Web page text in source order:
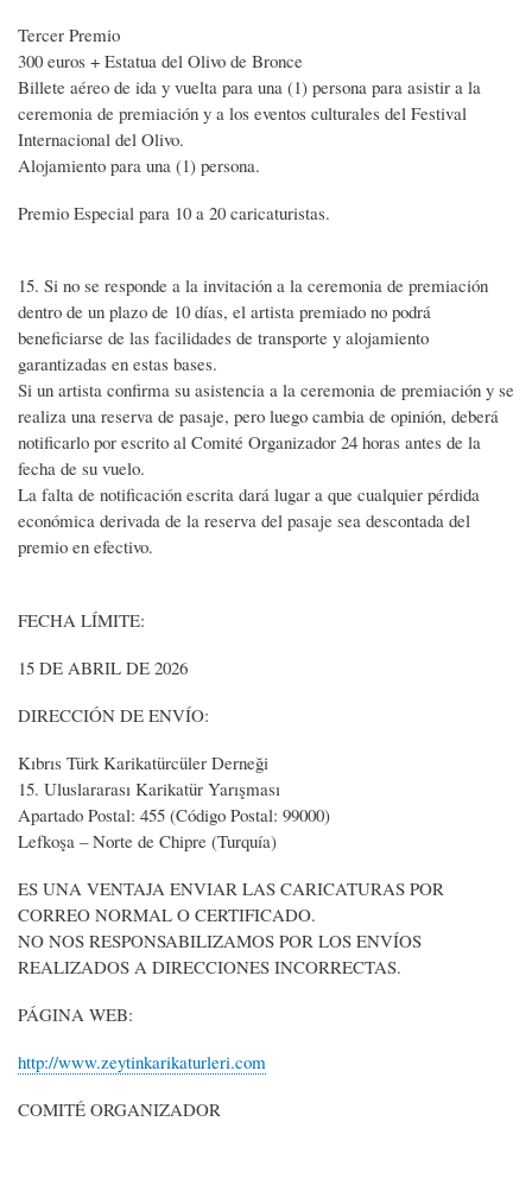
Tercer Premio
300 euros + Estatua del Olivo de Bronce
Billete aéreo de ida y vuelta para una (1) persona para asistir a la
ceremonia de premiación y a los eventos culturales del Festival
Internacional del Olivo.
Alojamiento para una (1) persona.
Premio Especial para 10 a 20 caricaturistas.
15. Si no se responde a la invitación a la ceremonia de premiación
dentro de un plazo de 10 días, el artista premiado no podrá
beneficiarse de las facilidades de transporte y alojamiento
garantizadas en estas bases.
Si un artista confirma su asistencia a la ceremonia de premiación y se
realiza una reserva de pasaje, pero luego cambia de opinión, deberá
notificarlo por escrito al Comité Organizador 24 horas antes de la
fecha de su vuelo.
La falta de notificación escrita dará lugar a que cualquier pérdida
económica derivada de la reserva del pasaje sea descontada del
premio en efectivo.
FECHA LÍMITE:
15 DE ABRIL DE 2026
DIRECCIÓN DE ENVÍO:
Kıbrıs Türk Karikatürcüler Derneği
15. Uluslararası Karikatür Yarışması
Apartado Postal: 455 (Código Postal: 99000)
Lefkoşa – Norte de Chipre (Turquía)
ES UNA VENTAJA ENVIAR LAS CARICATURAS POR
CORREO NORMAL O CERTIFICADO.
NO NOS RESPONSABILIZAMOS POR LOS ENVÍOS
REALIZADOS A DIRECCIONES INCORRECTAS.
PÁGINA WEB:
http://www.zeytinkarikaturleri.com
COMITÉ ORGANIZADOR